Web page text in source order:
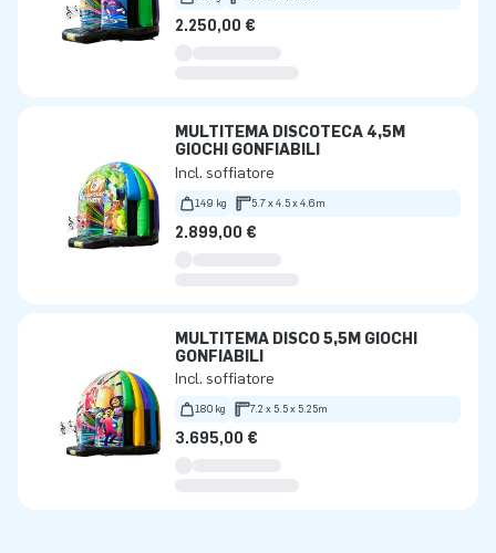
2.250,00 €
MULTITEMA DISCOTECA 4,5M
GIOCHI GONFIABILI
Incl. soffiatore
149 kg 5.7 x 4.5 x 4.6m
2.899,00 €
MULTITEMA DISCO 5,5M GIOCHI
GONFIABILI
Incl. soffiatore
180 kg 7.2 x 5.5 x 5.25m
3.695,00 €